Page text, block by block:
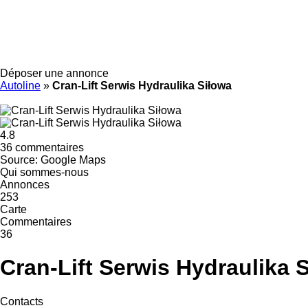
Déposer une annonce
Autoline » Cran-Lift Serwis Hydraulika Siłowa
4.8
36 commentaires
Source: Google Maps
Qui sommes-nous
Annonces
253
Carte
Commentaires
36
Cran-Lift Serwis Hydraulika
Contacts